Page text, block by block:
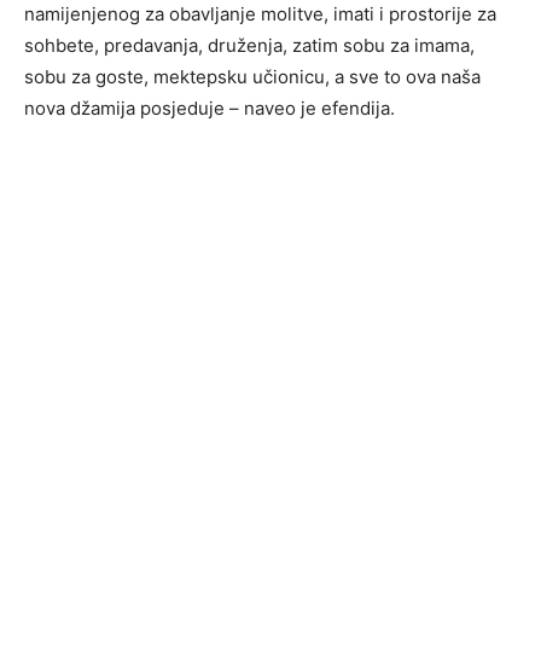
namijenjenog za obavljanje molitve, imati i prostorije za
sohbete, predavanja, druženja, zatim sobu za imama,
sobu za goste, mektepsku učionicu, a sve to ova naša
nova džamija posjeduje – naveo je efendija.